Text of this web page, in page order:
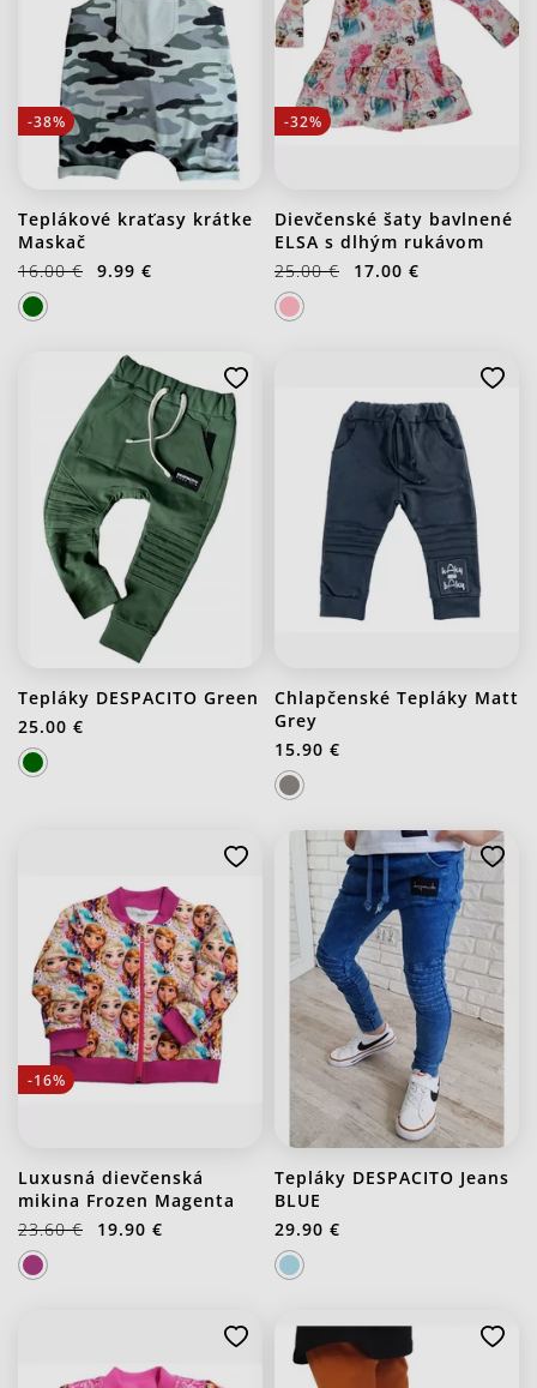
-38%
Teplákové kraťasy krátke
Maskač
16.00 €
9.99 €
-32%
Dievčenské šaty bavlnené
ELSA s dlhým rukávom
25.00 €
17.00 €
Tepláky DESPACITO Green
25.00 €
Chlapčenské Tepláky Matt
Grey
15.90 €
-16%
Luxusná dievčenská
mikina Frozen Magenta
23.60 €
19.90 €
Tepláky DESPACITO Jeans
BLUE
29.90 €